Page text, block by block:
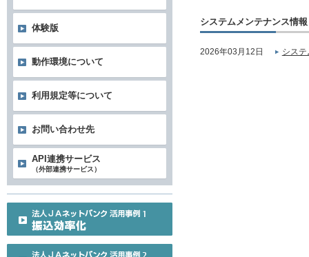
システムメンテナンス情報
2026年03月12日 シス
体験版
動作環境について
利用規定等について
お問い合わせ先
API連携サービス
（外部連携サービス）